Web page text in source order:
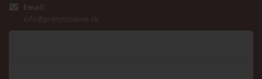
Email:
info@pretetovanie.sk